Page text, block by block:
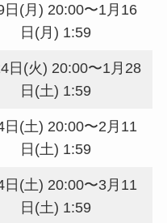
日(月) 20:00〜1月16
日(月) 1:59
日(火) 20:00〜1月28
日(土) 1:59
日(土) 20:00〜2月11
日(土) 1:59
日(土) 20:00〜3月11
日(土) 1:59